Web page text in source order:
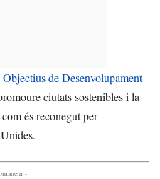
Objectius de Desenvolupament
ciutats sostenibles i la
és reconegut per
-